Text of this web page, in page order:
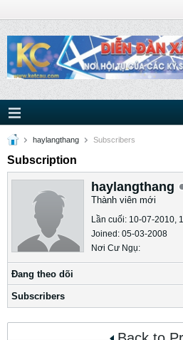
haylangthang Subscribers
Subscription
haylangthang
Thành viên mới
Lần cuối: 10-07-2010,
Joined: 05-03-2008
Nơi Cư Ngụ:
Ðang theo dõi
Subscribers